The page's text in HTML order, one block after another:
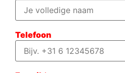
Telefoon